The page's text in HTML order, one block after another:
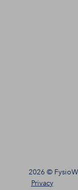
2026 ©
Privacy